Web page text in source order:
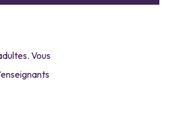
Vous